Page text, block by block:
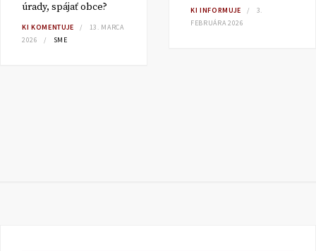
úrady, spájať obce?
KI KOMENTUJE
13. MARCA
2026
SME
KI INFORMUJE
3.
FEBRUÁRA 2026